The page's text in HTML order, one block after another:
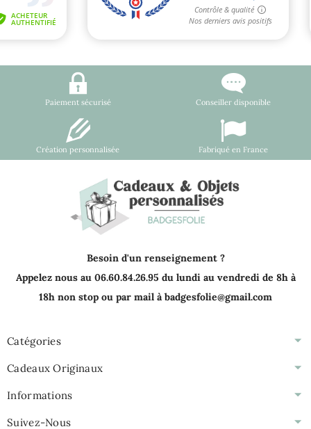
Paiement sécurisé Conseiller disponible
Création personnalisée Fabriqué en France
Besoin d'un renseignement ?
Appelez nous au 06.60.84.26.95 du lundi au vendredi de 8h à
18h non stop ou par mail à badgesfolie@gmail.com
Catégories
Cadeaux Originaux
Informations
Suivez-Nous